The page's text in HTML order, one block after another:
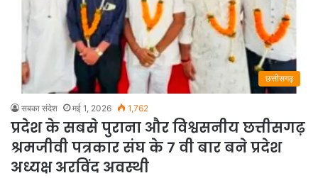
छत्तीसगढ़
सबका संदेश मई 1, 2026 1,762
प्रदेश के सबसे पुराना और विश्वसनीय छत्तीसगढ़
श्रमजीवी पत्रकार संघ के 7 वी बार बने प्रदेश
अध्यक्ष अरविंद अवस्थी